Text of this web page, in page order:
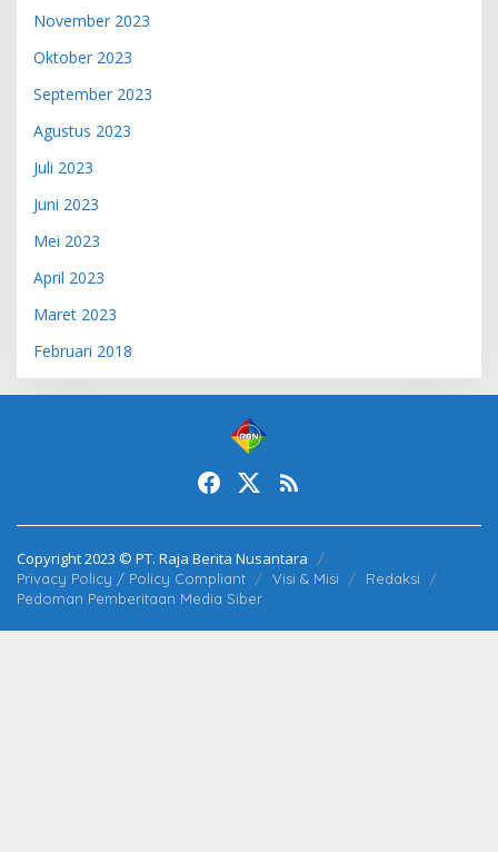
November 2023
Oktober 2023
September 2023
Agustus 2023
Juli 2023
Juni 2023
Mei 2023
April 2023
Maret 2023
Februari 2018
Copyright 2023 © PT. Raja Berita Nusantara
Privacy Policy / Policy Compliant Visi & Misi
Redaksi
Pedoman Pemberitaan Media Siber